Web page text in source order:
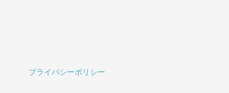
プライバシーポリシー